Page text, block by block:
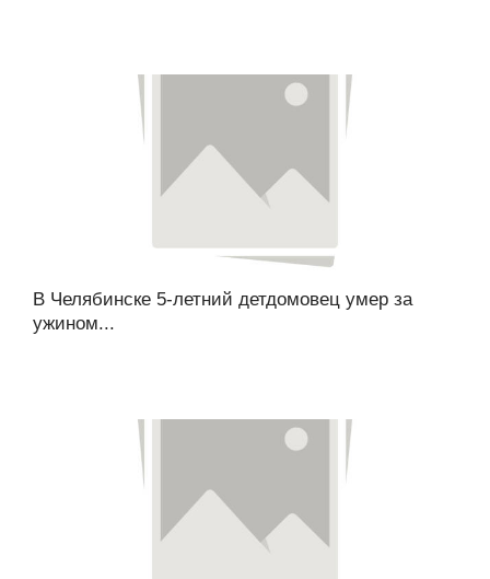
В Челябинске 5-летний детдомовец умер за
ужином...